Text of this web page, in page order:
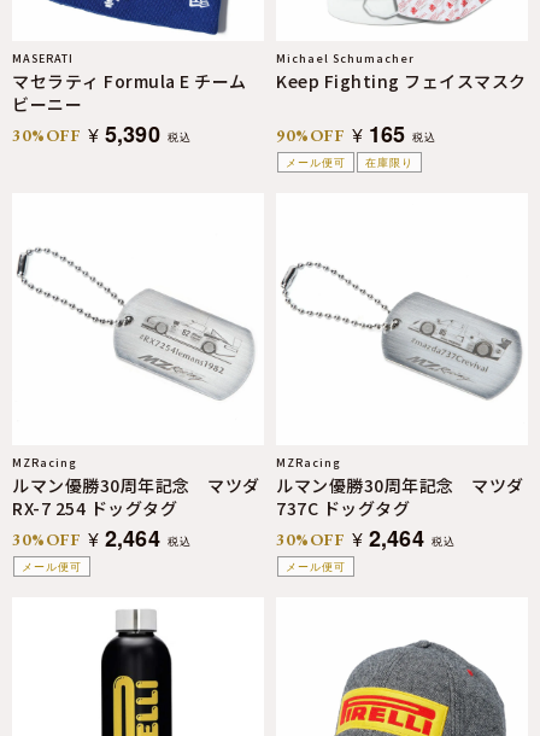
MASERATI
マセラティ Formula E チーム
ビーニー
30%OFF ¥ 5,390 税込
メール便可
在庫限り
Michael Schumacher
Keep Fighting フェイスマスク
90%OFF ¥ 165 税込
メール便可
MZRacing
ルマン優勝30周年記念 マツダ
RX-7 254 ドッグタグ
30%OFF ¥ 2,464 税込
メール便可
MZRacing
ルマン優勝30周年記念 マツダ
737C ドッグタグ
30%OFF ¥ 2,464 税込